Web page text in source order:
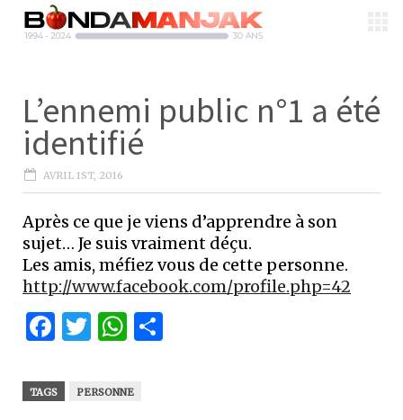
L’ennemi public n°1 a été
identifié
AVRIL 1ST, 2016
Après ce que je viens d’apprendre à son
sujet… Je suis vraiment déçu.
Les amis, méfiez vous de cette personne.
http://www.facebook.com/profile.php=42
Facebook
Twitter
WhatsApp
TAGS PERSONNE